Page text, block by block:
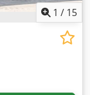
1 / 15